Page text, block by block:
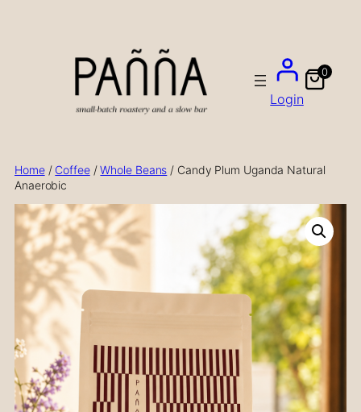
Login
0
Home/ Coffee/Whole Beans / Candy Plum Uganda Natural
Anaerobic